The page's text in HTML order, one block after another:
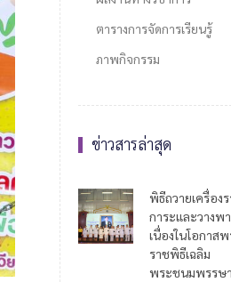
ตารางการจัดการเรียนรู้
ภาพกิจกรรม
ข่าวสารล่าสุด
พิธีถวายเครื่อง
การะและวางพ
เนื่องในโอกาส
ราชพิธีเฉลิม
พระชนมพรรษา